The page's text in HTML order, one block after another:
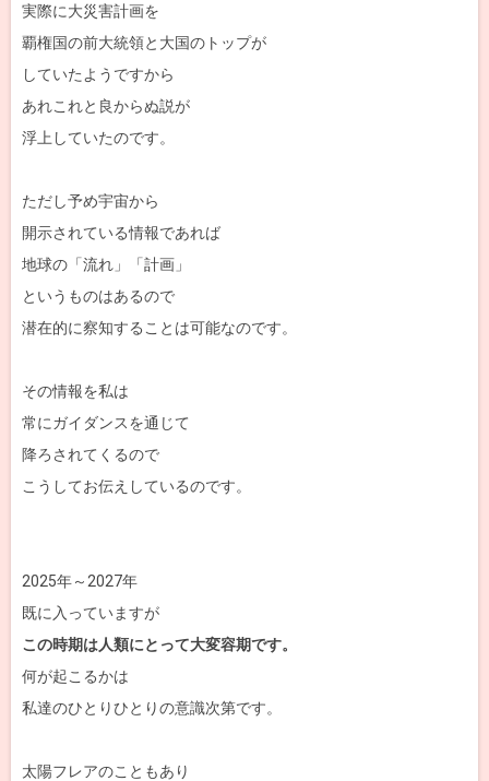
実際に大災害計画を
覇権国の前大統領と大国のトップが
していたようですから
あれこれと良からぬ説が
浮上していたのです。
ただし予め宇宙から
開示されている情報であれば
地球の「流れ」「計画」
というものはあるので
潜在的に察知することは可能なのです。
その情報を私は
常にガイダンスを通じて
降ろされてくるので
こうしてお伝えしているのです。
2025年～2027年
既に入っていますが
この時期は人類にとって大変容期です。
何が起こるかは
私達のひとりひとりの意識次第です。
太陽フレアのこともあり